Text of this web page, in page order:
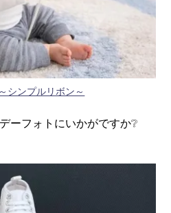
シンプルリボン～
ーフォトにいかがですか❔